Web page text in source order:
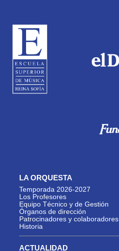
LA ORQUESTA
Temporada 2026-2027
Los Profesores
Equipo Técnico y de Gestión
Órganos de dirección
Patrocinadores y colaboradores
Historia
ACTUALIDAD